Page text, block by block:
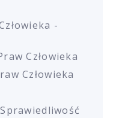
-
Człowieka
Człowieka